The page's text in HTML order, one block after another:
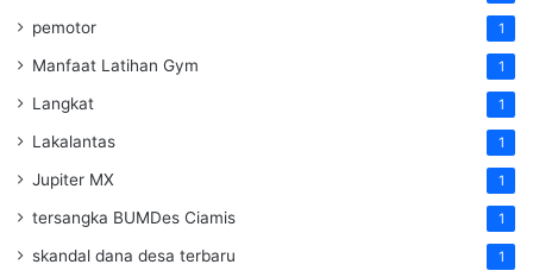
pemotor 1
Manfaat Latihan Gym 1
Langkat 1
Lakalantas 1
Jupiter MX 1
tersangka BUMDes Ciamis 1
skandal dana desa terbaru 1